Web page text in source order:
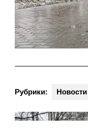
Рубрики: